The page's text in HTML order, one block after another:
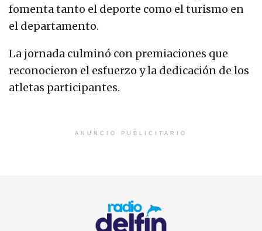
fomenta tanto el deporte como el turismo en
el departamento.
La jornada culminó con premiaciones que
reconocieron el esfuerzo y la dedicación de los
atletas participantes.
ANUNCIO PUBLICITARIO